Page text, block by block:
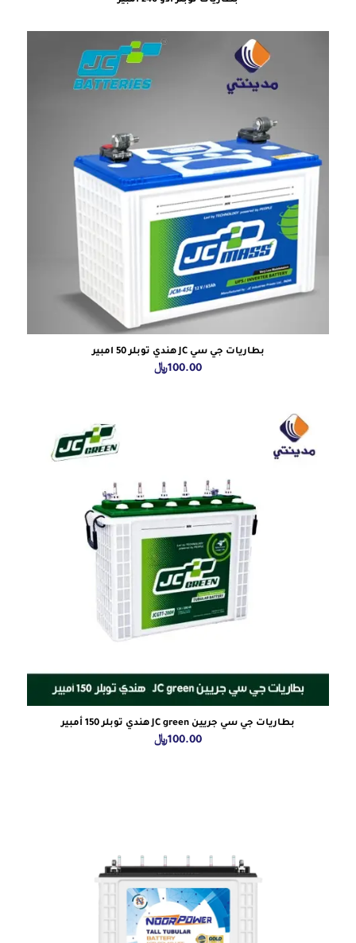
بطاريات جي سي JC هندي توبلر 50 امبير
100.00﷼
بطاريات جي سي جريين JC green هندي توبلر 150 أمبير
100.00﷼